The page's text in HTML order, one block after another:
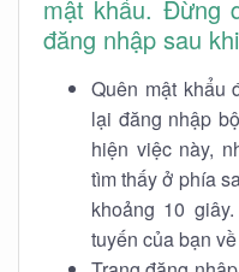
mật khẩu. Đừng
đăng nhập sau
Quên mật khẩu
lại đăng nhập
hiện việc này,
tìm thấy ở phía
khoảng 10
tuyến của bạn